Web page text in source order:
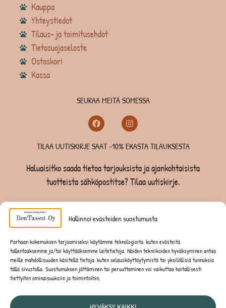
Hallinnoi evästeiden suostumusta
Parhaan kokemuksen tarjoamiseksi käytämme teknologioita, kuten evästeitä,
tallentaaksemme ja/tai käyttääksemme laitetietoja. Näiden tekniikoiden hyväksyminen antaa
meille mahdollisuuden käsitellä tietoja, kuten selauskäyttäytymistä tai yksilöllisiä tunnuksia
tällä sivustolla. Suostumuksen jättäminen tai peruuttaminen voi vaikuttaa haitallisesti
tiettyihin ominaisuuksiin ja toimintoihin.
Kauppa
Yhteystiedot
Tilaus- ja toimitusehdot
Tietosuojaseloste
Ostoskori
Kassa
SEURAA MEITÄ SOMESSA
TILAA UUTISKIRJE SAAT -10% EKASTA TILAUKSESTA
Haluaisitko saada tietoa tarjouksista ja ajankohtaisista
tuotteista sähköpostitse? Tilaa uutiskirje.
TILAA UUTISKIRJE -SAAT -10% EKASTA TILAUKSESTA
KISSOILLE
JYRSIJÖILLE